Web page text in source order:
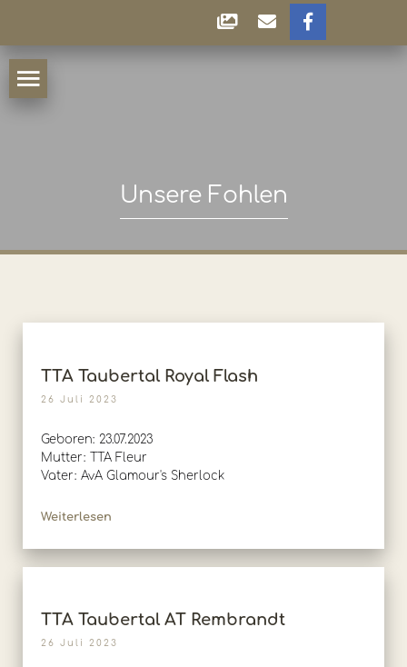
Unsere Fohlen
TTA Taubertal Royal Flash
26 Juli 2023
Geboren: 23.07.2023
Mutter: TTA Fleur
Vater: AvA Glamour's Sherlock
Weiterlesen
TTA Taubertal AT Rembrandt
26 Juli 2023